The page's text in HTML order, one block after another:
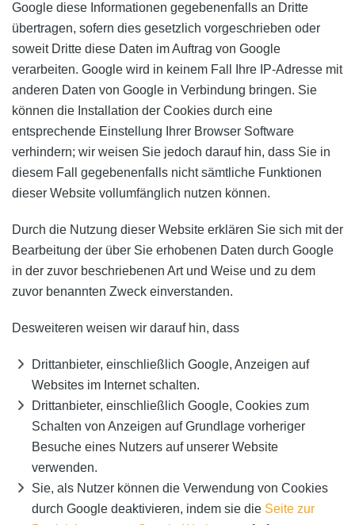
Google diese Informationen gegebenenfalls an Dritte
übertragen, sofern dies gesetzlich vorgeschrieben oder
soweit Dritte diese Daten im Auftrag von Google
verarbeiten. Google wird in keinem Fall Ihre IP-Adresse mit
anderen Daten von Google in Verbindung bringen. Sie
können die Installation der Cookies durch eine
entsprechende Einstellung Ihrer Browser Software
verhindern; wir weisen Sie jedoch darauf hin, dass Sie in
diesem Fall gegebenenfalls nicht sämtliche Funktionen
dieser Website vollumfänglich nutzen können.
Durch die Nutzung dieser Website erklären Sie sich mit der
Bearbeitung der über Sie erhobenen Daten durch Google
in der zuvor beschriebenen Art und Weise und zu dem
zuvor benannten Zweck einverstanden.
Desweiteren weisen wir darauf hin, dass
Drittanbieter, einschließlich Google, Anzeigen auf
Websites im Internet schalten.
Drittanbieter, einschließlich Google, Cookies zum
Schalten von Anzeigen auf Grundlage vorheriger
Besuche eines Nutzers auf unserer Website
verwenden.
Sie, als Nutzer können die Verwendung von Cookies
durch Google deaktivieren, indem sie die Seite zur